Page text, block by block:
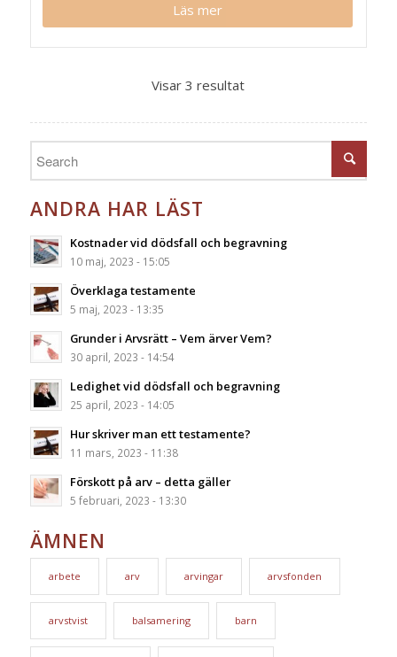
Läs mer
Visar 3 resultat
ANDRA HAR LÄST
Kostnader vid dödsfall och begravning
10 maj, 2023 - 15:05
Överklaga testamente
5 maj, 2023 - 13:35
Grunder i Arvsrätt – Vem ärver Vem?
30 april, 2023 - 14:54
Ledighet vid dödsfall och begravning
25 april, 2023 - 14:05
Hur skriver man ett testamente?
11 mars, 2023 - 11:38
Förskott på arv – detta gäller
5 februari, 2023 - 13:30
ÄMNEN
arbete arv arvingar arvsfonden
arvstvist balsamering barn